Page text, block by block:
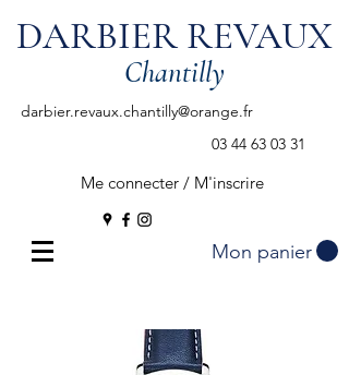
DARBIER REVAUX
Chantilly
darbier.revaux.chantilly@orange.fr
03 44 63 03 31
Me connecter / M'inscrire
Mon panier